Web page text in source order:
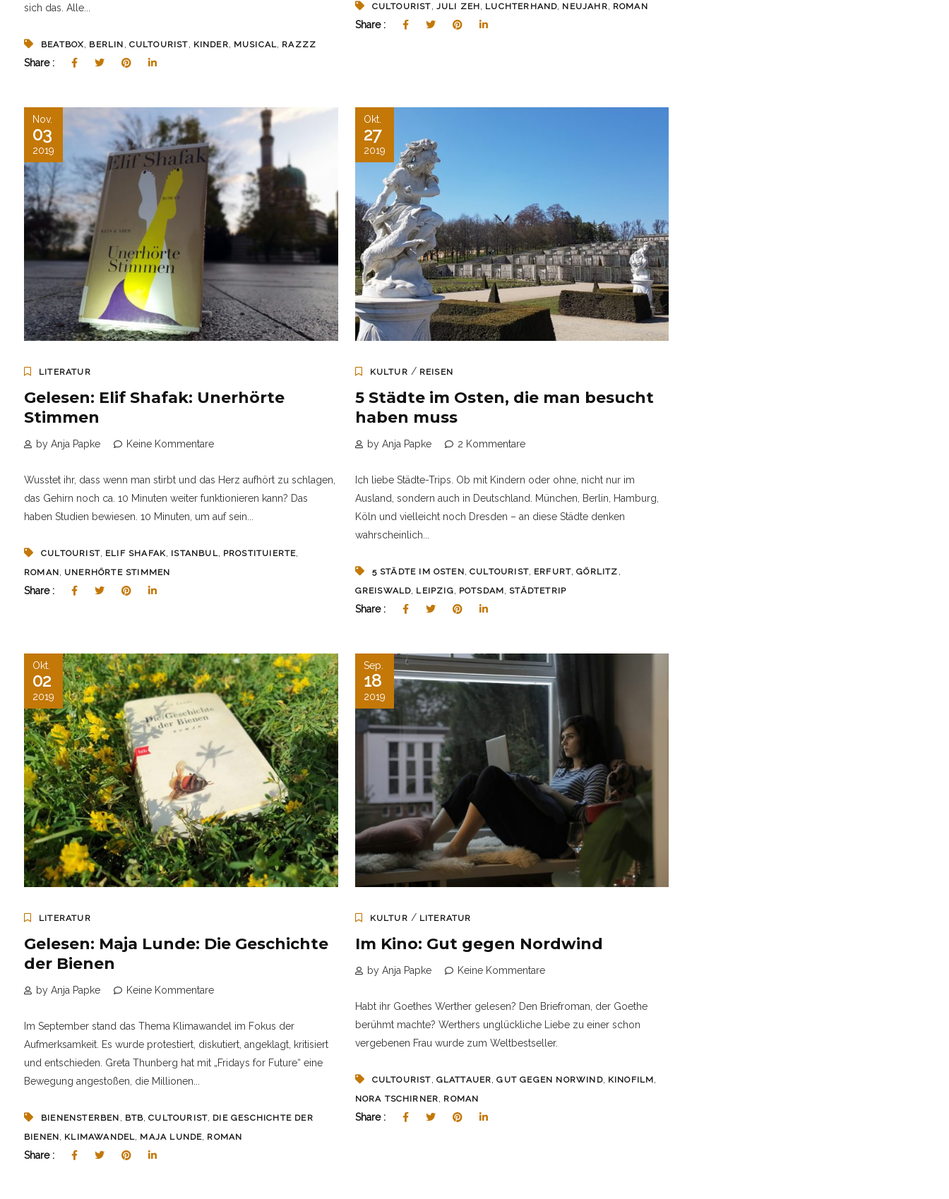
sich das. Alle...
BEATBOX BERLIN CULTOURIST KINDER MUSICAL RAZZZ
Share :
CULTOURIST JULI ZEH LUCHTERHAND NEUJAHR ROMAN
Share :
Nov.
03
2019
LITERATUR
Gelesen: Elif Shafak: Unerhörte
Stimmen
by Anja Papke Keine Kommentare
Wusstet ihr, dass wenn man stirbt und das Herz aufhört zu schlagen,
das Gehirn noch ca. 10 Minuten weiter funktionieren kann? Das
haben Studien bewiesen. 10 Minuten, um auf sein...
CULTOURIST ELIF SHAFAK ISTANBUL PROSTITUIERTE
ROMAN UNERHÖRTE STIMMEN
Share :
Okt.
27
2019
KULTUR / REISEN
5 Städte im Osten, die man besucht
haben muss
by Anja Papke 2 Kommentare
Ich liebe Städte-Trips. Ob mit Kindern oder ohne, nicht nur im
Ausland, sondern auch in Deutschland. München, Berlin, Hamburg,
Köln und vielleicht noch Dresden – an diese Städte denken
wahrscheinlich...
5 STÄDTE IM OSTEN CULTOURIST, ERFURT ,GÖRLITZ
GREISWALD LEIPZIG POTSDAM ,STÄDTETRIP
Share :
Okt.
02
2019
LITERATUR
Gelesen: Maja Lunde: Die Geschichte
der Bienen
by Anja Papke Keine Kommentare
Im September stand das Thema Klimawandel im Fokus der
Aufmerksamkeit. Es wurde protestiert, diskutiert, angeklagt, kritisiert
und entschieden. Greta Thunberg hat mit „Fridays for Future“ eine
Bewegung angestoßen, die Millionen...
BIENENSTERBEN , BTB,CULTOURIST, DIE GESCHICHTE DER
BIENEN, KLIMAWANDEL, MAJA LUNDE, ROMAN
Share :
Sep.
18
2019
KULTUR / LITERATUR
Im Kino: Gut gegen Nordwind
by Anja Papke Keine Kommentare
Habt ihr Goethes Werther gelesen? Den Briefroman, der Goethe
berühmt machte? Werthers unglückliche Liebe zu einer schon
vergebenen Frau wurde zum Weltbestseller.
CULTOURIST, GLATTAUER,GUT GEGEN NORWIND, KINOFILM,
NORA TSCHIRNER, ROMAN
Share :